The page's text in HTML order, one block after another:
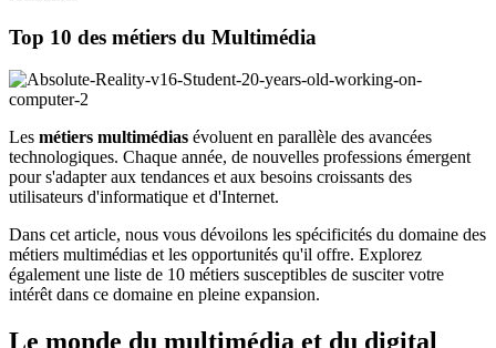
Top 10 des métiers du Multimédia
Les métiers multimédias évoluent en parallèle des avancées
technologiques. Chaque année, de nouvelles professions émergent
pour s'adapter aux tendances et aux besoins croissants des
utilisateurs d'informatique et d'Internet.
Dans cet article, nous vous dévoilons les spécificités du domaine des
métiers multimédias et les opportunités qu'il offre. Explorez
également une liste de 10 métiers susceptibles de susciter votre
intérêt dans ce domaine en pleine expansion.
Le monde du multimédia et du digital